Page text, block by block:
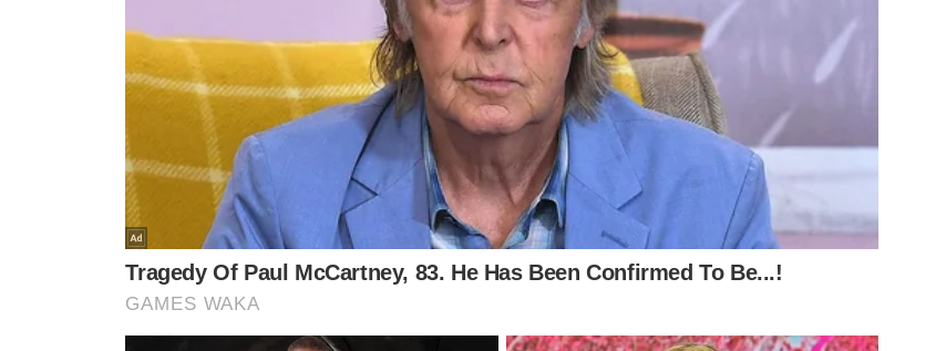
REAÇÃO DA INTERNET
A saída da policial gerou repercussão entre os usuários nas redes sociais.
“até ano que vem galera, o bbb acabou hoje”, disse um. “Aline sair pra planta do Maike!
Morte ao bbb”, afirmou outra. “Como a Aline Patriarca perde para o Maike? Ela tinha até
tema musical instrumental. Porque tiraram a mulher com mais tempo de tela desse
bbb???”, disse um terceiro indignado. “quem perdeu foi o bbb com a saída da Aline”,